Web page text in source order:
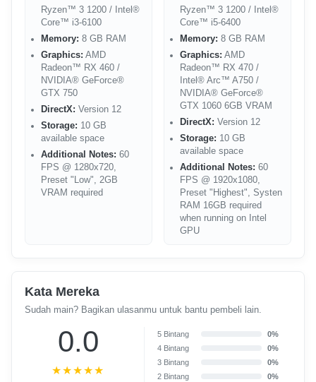
Ryzen™ 3 1200 / Intel®
Core™ i3-6100
Memory: 8 GB RAM
Graphics: AMD
Radeon™ RX 460 /
NVIDIA® GeForce®
GTX 750
DirectX: Version 12
Storage: 10 GB
available space
Additional Notes: 60
FPS @ 1280x720,
Preset "Low", 2GB
VRAM required
Ryzen™ 3 1200 / Intel®
Core™ i5-6400
Memory: 8 GB RAM
Graphics: AMD
Radeon™ RX 470 /
Intel® Arc™ A750 /
NVIDIA® GeForce®
GTX 1060 6GB VRAM
DirectX: Version 12
Storage: 10 GB
available space
Additional Notes: 60
FPS @ 1920x1080,
Preset "Highest", Systen
RAM 16GB required
when running on Intel
GPU
Kata Mereka
Sudah main? Bagikan ulasanmu untuk bantu pembeli lain.
0.0
★★★★★
5 Bintang
0%
4 Bintang
0%
3 Bintang
0%
2 Bintang
0%